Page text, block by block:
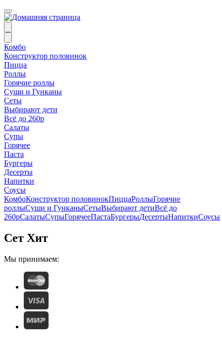
Комбо
Конструктор половинок
Пицца
Роллы
Горячие роллы
Суши и Гунканы
Сеты
Выбирают дети
Всё до 260р
Салаты
Супы
Горячее
Паста
Бургеры
Десерты
Напитки
Соусы
КомбоКонструктор половинокПиццаРоллыГорячие
роллыСуши и ГунканыСетыВыбирают детиВсё до
260рСалатыСупыГорячееПастаБургерыДесертыНапиткиСоусы
Сет Хит
Мы принимаем: